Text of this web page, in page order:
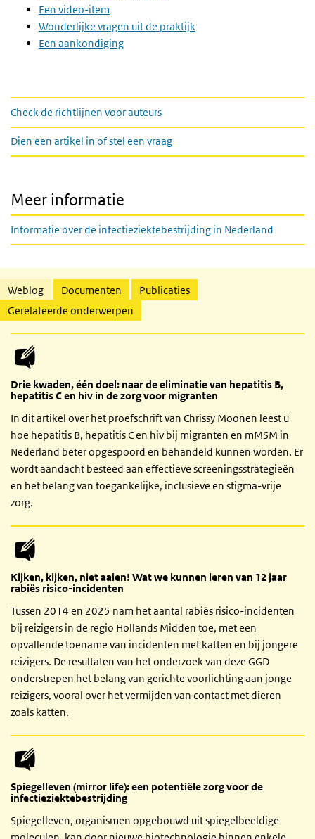
Een video-item
Wonderlijke vragen uit de praktijk
Een aankondiging
links
Check de richtlijnen voor auteurs
Dien een artikel in of stel een vraag
Meer informatie
Informatie over de infectieziektebestrijding in Nederland
Gerelateerde inhoud
Weblog Documenten
Publicaties
Gerelateerde onderwerpen
Drie kwaden, één doel: naar de eliminatie van hepatitis B,
hepatitis C en hiv in de zorg voor migranten
In dit artikel over het proefschrift van Chrissy Moonen leest u
hoe hepatitis B, hepatitis C en hiv bij migranten en mMSM in
Nederland beter opgespoord en behandeld kunnen worden. Er
wordt aandacht besteed aan effectieve screeningsstrategieën
en het belang van toegankelijke, inclusieve en stigma-vrije
zorg.
Kijken, kijken, niet aaien! Wat we kunnen leren van 12 jaar
rabiës risico-incidenten
Tussen 2014 en 2025 nam het aantal rabiës risico-incidenten
bij reizigers in de regio Hollands Midden toe, met een
opvallende toename van incidenten met katten en bij jongere
reizigers. De resultaten van het onderzoek van deze GGD
onderstrepen het belang van gerichte voorlichting aan jonge
reizigers, vooral over het vermijden van contact met dieren
zoals katten.
Spiegelleven (mirror life): een potentiële zorg voor de
infectieziektebestrijding
Spiegelleven, organismen opgebouwd uit spiegelbeeldige